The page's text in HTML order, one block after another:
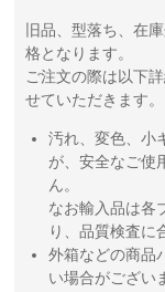
旧品、型落ち、在
格となります。
ご注文の際は以下
せていただきます。
汚れ、変色、小
が、安全なご使
ん。
なお輸入品は各
り、品質検査に
外箱などの商品
い場合がござい